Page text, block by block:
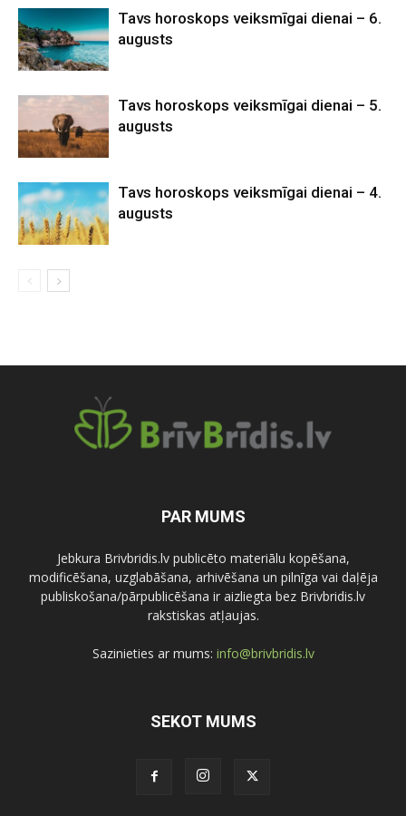
Tavs horoskops veiksmīgai dienai – 6.
augusts
Tavs horoskops veiksmīgai dienai – 5.
augusts
Tavs horoskops veiksmīgai dienai – 4.
augusts
PAR MUMS
Jebkura Brivbridis.lv publicēto materiālu kopēšana,
modificēšana, uzglabāšana, arhivēšana un pilnīga vai daļēja
publiskošana/pārpublicēšana ir aizliegta bez Brivbridis.lv
rakstiskas atļaujas.
Sazinieties ar mums: info@brivbridis.lv
SEKOT MUMS